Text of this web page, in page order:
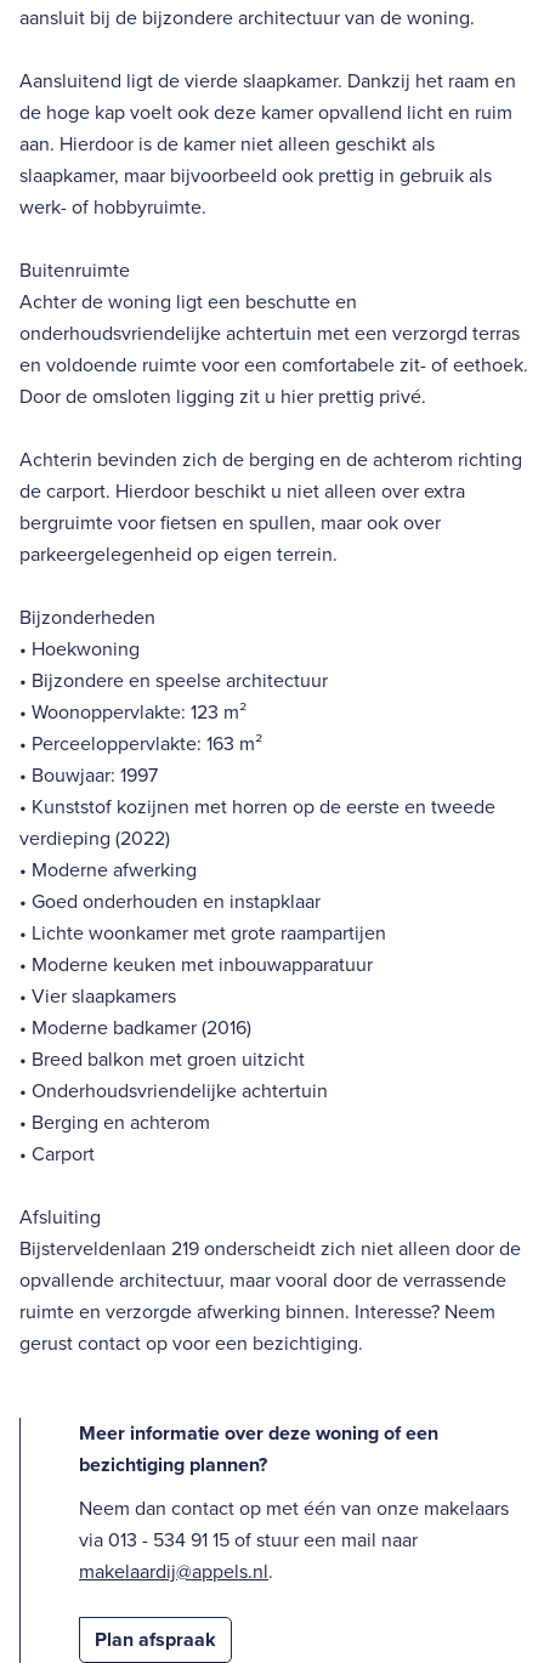
aansluit bij de bijzondere architectuur van de woning.
Aansluitend ligt de vierde slaapkamer. Dankzij het raam en
de hoge kap voelt ook deze kamer opvallend licht en ruim
aan. Hierdoor is de kamer niet alleen geschikt als
slaapkamer, maar bijvoorbeeld ook prettig in gebruik als
werk- of hobbyruimte.
Buitenruimte
Achter de woning ligt een beschutte en
onderhoudsvriendelijke achtertuin met een verzorgd terras
en voldoende ruimte voor een comfortabele zit- of eethoek.
Door de omsloten ligging zit u hier prettig privé.
Achterin bevinden zich de berging en de achterom richting
de carport. Hierdoor beschikt u niet alleen over extra
bergruimte voor fietsen en spullen, maar ook over
parkeergelegenheid op eigen terrein.
Bijzonderheden
• Hoekwoning
• Bijzondere en speelse architectuur
• Woonoppervlakte: 123 m²
• Perceeloppervlakte: 163 m²
• Bouwjaar: 1997
• Kunststof kozijnen met horren op de eerste en tweede
verdieping (2022)
• Moderne afwerking
• Goed onderhouden en instapklaar
• Lichte woonkamer met grote raampartijen
• Moderne keuken met inbouwapparatuur
• Vier slaapkamers
• Moderne badkamer (2016)
• Breed balkon met groen uitzicht
• Onderhoudsvriendelijke achtertuin
• Berging en achterom
• Carport
Afsluiting
Bijsterveldenlaan 219 onderscheidt zich niet alleen door de
opvallende architectuur, maar vooral door de verrassende
ruimte en verzorgde afwerking binnen. Interesse? Neem
gerust contact op voor een bezichtiging.
Meer informatie over deze woning of een
bezichtiging plannen?
Neem dan contact op met één van onze makelaars
via 013 - 534 91 15 of stuur een mail naar
makelaardij@appels.nl.
Plan afspraak